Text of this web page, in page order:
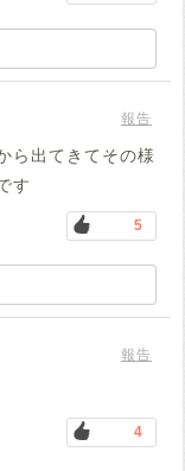
報告
ら出てきてその様
す
5
報告
4